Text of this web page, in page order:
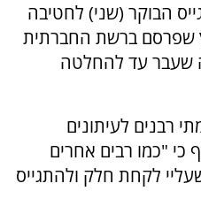
הבוקר (שני) לחטיבה
שפרסם ברשת החברתית
שעבר עד להחלטה
רבנים לעיתונים
כי "כמו רבים אחרים
לקחת חלק ולהתגייס